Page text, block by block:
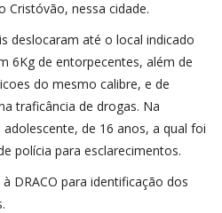
Cristóvão, nessa cidade.
deslocaram até o local indicado
6Kg de entorpecentes, além de
do mesmo calibre, e de
traficância de drogas. Na
de 16 anos, a qual foi
polícia para esclarecimentos.
DRACO para identificação dos